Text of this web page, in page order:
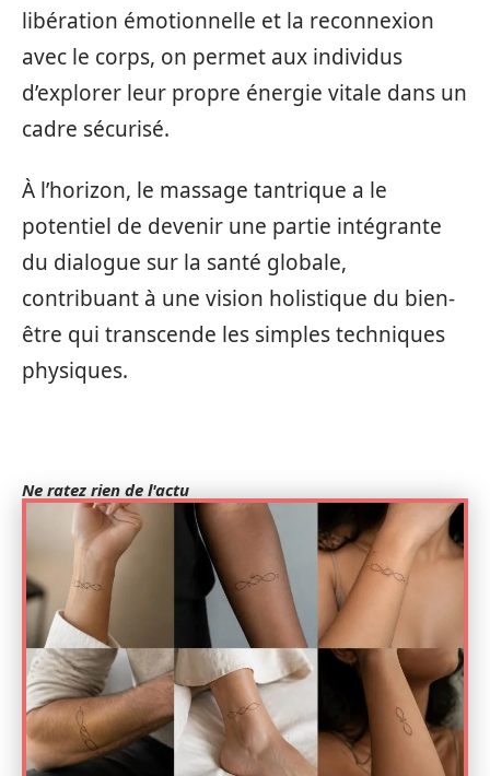
libération émotionnelle et la reconnexion
avec le corps, on permet aux individus
d’explorer leur propre énergie vitale dans un
cadre sécurisé.
À l’horizon, le massage tantrique a le
potentiel de devenir une partie intégrante
du dialogue sur la santé globale,
contribuant à une vision holistique du bien-
être qui transcende les simples techniques
physiques.
Ne ratez rien de l'actu